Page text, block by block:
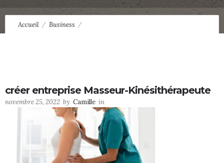
Accueil Business
créer entreprise Masseur-Kinésithérapeute
novembre 25, 2022 by Camille in